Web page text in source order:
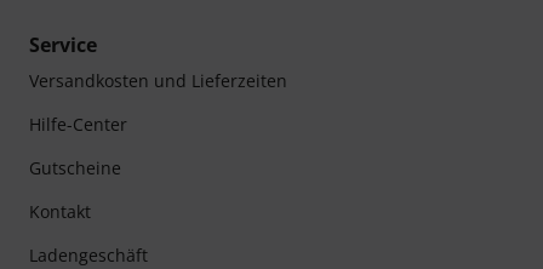
Service
Versandkosten und Lieferzeiten
Hilfe-Center
Gutscheine
Kontakt
Ladengeschäft